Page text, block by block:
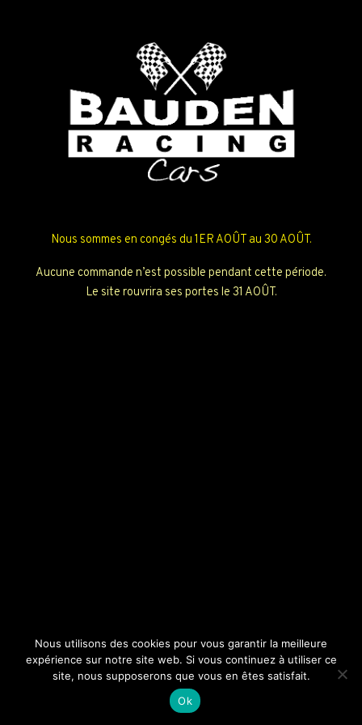
Nous sommes en congés du 1ER AOÛT au 30 AOÛT.
Aucune commande n’est possible pendant cette période.
Le site rouvrira ses portes le 31 AOÛT.
Nous utilisons des cookies pour vous garantir la meilleure
expérience sur notre site web. Si vous continuez à utiliser ce
site, nous supposerons que vous en êtes satisfait.
Ok